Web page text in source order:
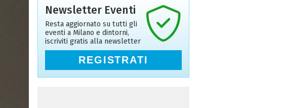
Newsletter Eventi
Resta aggiornato su tutti gli
eventi a Milano e dintorni,
iscriviti gratis alla newsletter
REGISTRATI